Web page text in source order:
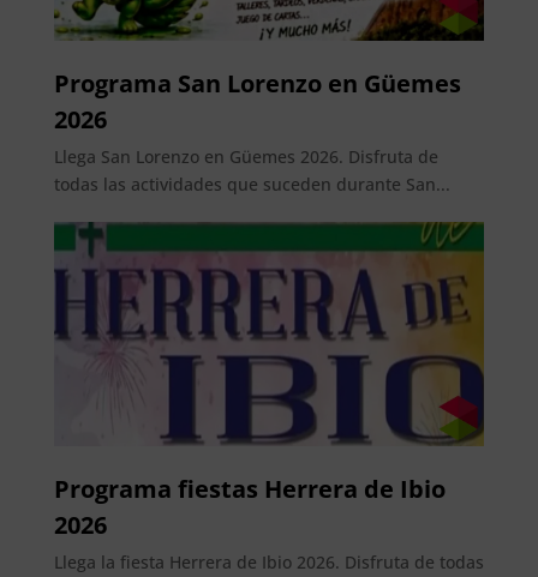
Programa San Lorenzo en Güemes
2026
Llega San Lorenzo en Güemes 2026. Disfruta de
todas las actividades que suceden durante San...
Programa fiestas Herrera de Ibio
2026
Llega la fiesta Herrera de Ibio 2026. Disfruta de todas